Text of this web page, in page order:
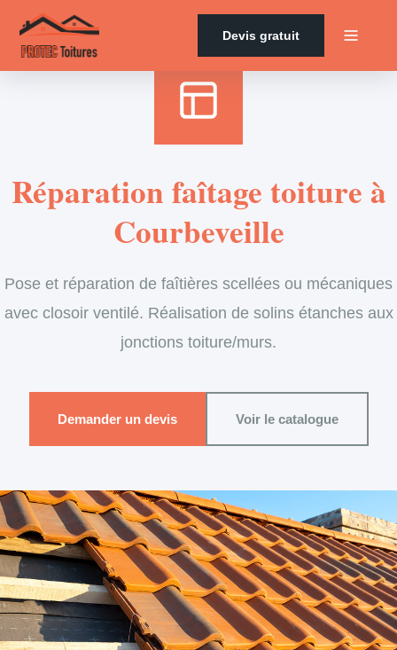
Devis gratuit
Réparation faîtage toiture à
Courbeveille
Pose et réparation de faîtières scellées ou mécaniques
avec closoir ventilé. Réalisation de solins étanches aux
jonctions toiture/murs.
Demander un devis Voir le catalogue